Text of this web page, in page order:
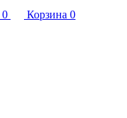
0 Корзина 0